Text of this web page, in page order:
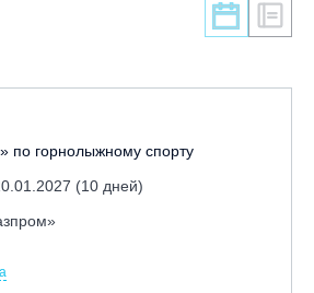
по горнолыжному спорту
(10 дней)